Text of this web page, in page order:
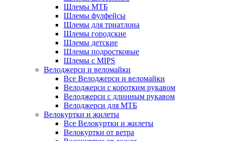
Шлемы МТБ
Шлемы фулфейсы
Шлемы для триатлона
Шлемы городские
Шлемы детские
Шлемы подростковые
Шлемы с MIPS
Велоджерси и веломайки
Все Велоджерси и веломайки
Велоджерси с коротким рукавом
Велоджерси с длинным рукавом
Велоджерси для МТБ
Велокуртки и жилеты
Все Велокуртки и жилеты
Велокуртки от ветра